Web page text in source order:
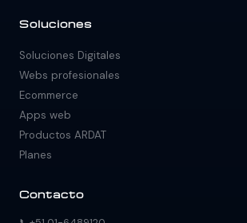
Soluciones
Soluciones Digitales
Webs profesionales
Ecommerce
Apps web
Productos ARDAT
Planes
Contacto
Soporte TI · Infraestructura · Sistemas ·